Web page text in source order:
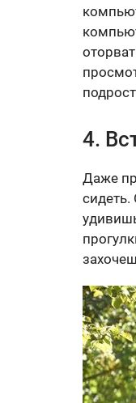
4.
Даже
сидеть.